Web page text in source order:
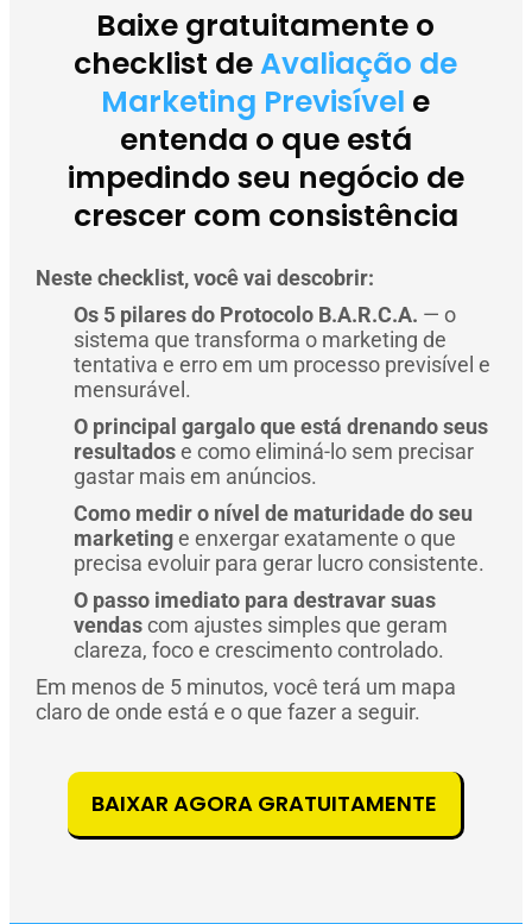
Baixe gratuitamente o
checklist deAvaliação de
Marketing Previsível e
entenda o que está
impedindo seu negócio de
crescer com consistência
Neste checklist, você vai descobrir:
Os 5 pilares do Protocolo B.A.R.C.A. — o
sistema que transforma o marketing de
tentativa e erro em um processo previsível e
mensurável.
O principal gargalo que está drenando seus
resultadose como eliminá-lo sem precisar
gastar mais em anúncios.
Como medir o nível de maturidade do seu
marketinge enxergar exatamente o que
precisa evoluir para gerar lucro consistente.
O passo imediato para destravar suas
vendascom ajustes simples que geram
clareza, foco e crescimento controlado.
Em menos de 5 minutos, você terá um mapa
claro de onde está e o que fazer a seguir.
BAIXAR AGORA GRATUITAMENTE